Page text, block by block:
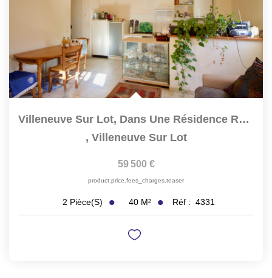
Villeneuve Sur Lot, Dans Une Résidence Récente, Appartement...
, Villeneuve Sur Lot
59 500 €
product.price.fees_charges.teaser
2 Pièce(s) 40 M² Réf : 4331